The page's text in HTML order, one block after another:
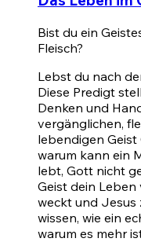
Bist du ein
Fleisch?
Lebst du nach
Diese Predigt
Denken und
vergänglichen,
lebendigen Geist
warum kann ein
lebt, Gott nicht
Geist dein
weckt und Jesus
wissen, wie ein
warum es mehr